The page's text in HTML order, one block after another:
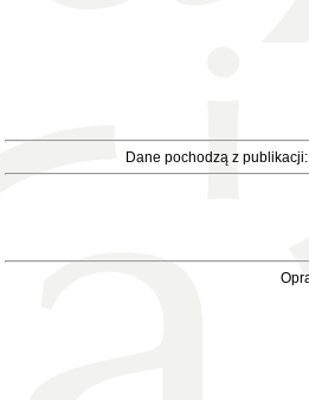
Dane pochodzą z publikacji: